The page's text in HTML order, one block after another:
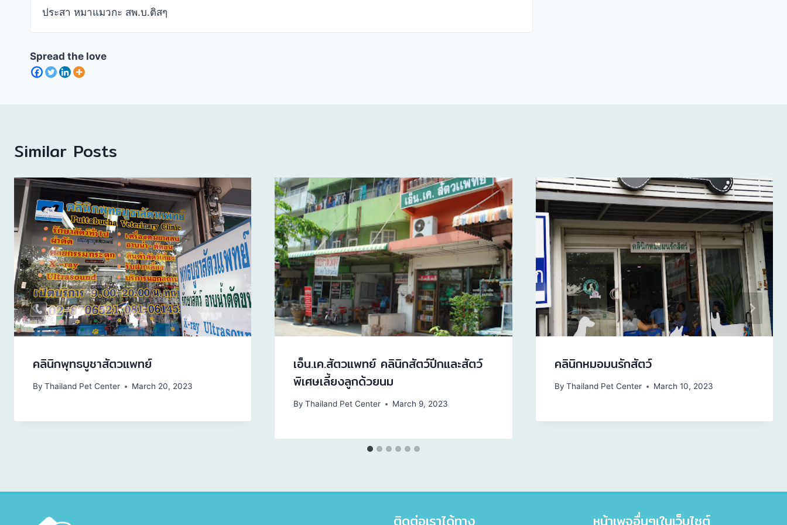
ประสา หมาแมวกะ สพ.บ.ติสๆ
Spread the love
Similar Posts
คลินิกพุทธบูชาสัตวแพทย์
By Thailand Pet Center March 20, 2023
เอ็น.เค.สัตวแพทย์ คลินิกสัตว์ปีกและสัตว์
พิเศษเลี้ยงลูกด้วยนม
By Thailand Pet Center March 9, 2023
คลินิกหมอมนรักสัตว์
By Thailand Pet Center March 10, 2023
ติดต่อเราได้ทาง หน้าเพจอื่นๆเในเว็บไซต์